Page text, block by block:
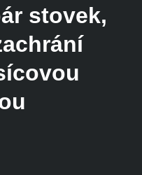
stovek,